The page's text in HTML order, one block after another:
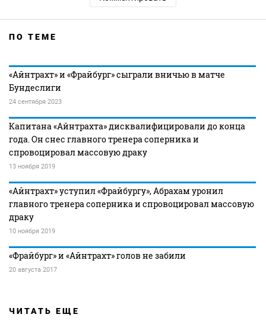
ПО ТЕМЕ
«Айнтрахт» и «Фрайбург» сыграли вничью в матче
Бундеслиги
24 сентября 2023
Капитана «Айнтрахта» дисквалифицировали до конца
года. Он снес главного тренера соперника и
спровоцировал массовую драку
13 ноября 2019
«Айнтрахт» уступил «Фрайбургу», Абрахам уронил
главного тренера соперника и спровоцировал массовую
драку
10 ноября 2019
«Фрайбург» и «Айнтрахт» голов не забили
20 августа 2017
ЧИТАТЬ ЕЩЕ